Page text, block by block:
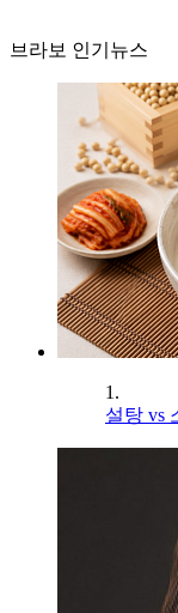
브라보 인기뉴스
1.
설탕 vs